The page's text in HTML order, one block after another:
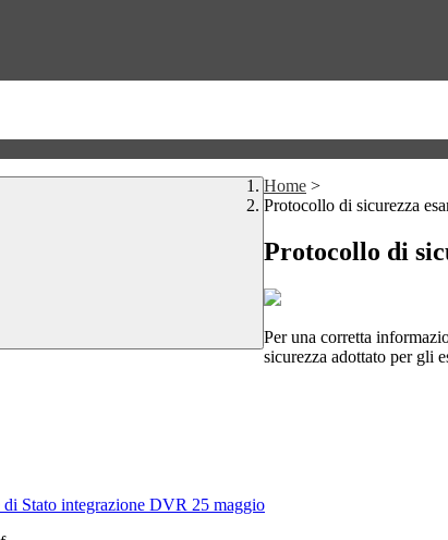
Home >
Protocollo di sicurezza
Protocollo di
Per una corretta
sicurezza adottato per gli
Stato integrazione DVR 25 maggio